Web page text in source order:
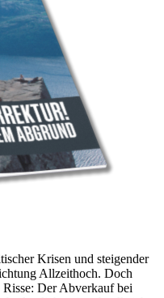
Krisen und steigender
Allzeithoch. Doch
Risse: Der Abverkauf bei